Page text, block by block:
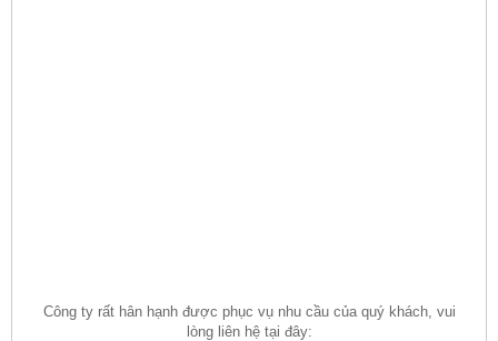
Công ty rất hân hạnh được phục vụ nhu cầu của quý khách, vui
lòng liên hệ tại đây: